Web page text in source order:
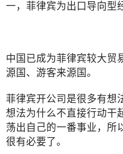
一，菲律宾为出口导向型
中国已成为菲律宾较大贸
源国、游客来源国。
菲律宾开公司是很多有想
想法为什么不直接行动干
荡出自己的一番事业，所
很有必要了。